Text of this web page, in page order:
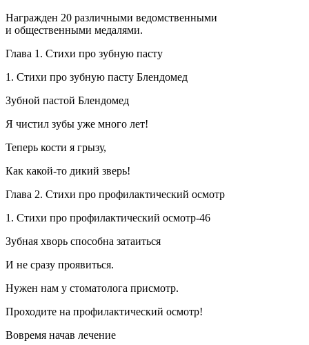
Награжден 20 различными ведомственными
и общественными медалями.
Глава 1. Стихи про зубную пасту
1. Стихи про зубную пасту Блендомед
Зубной пастой Блендомед
Я чистил зубы уже много лет!
Теперь кости я грызу,
Как какой-то дикий зверь!
Глава 2. Стихи про профилактический осмотр
1. Стихи про профилактический осмотр-46
Зубная хворь способна затаиться
И не сразу проявиться.
Нужен нам у стоматолога присмотр.
Проходите на профилактический осмотр!
Вовремя начав лечение